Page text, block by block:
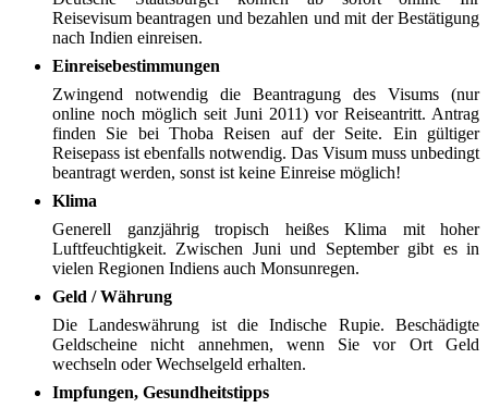
Reisevisum beantragen und bezahlen und mit der Bestätigung
nach Indien einreisen.
Einreisebestimmungen
Zwingend notwendig die Beantragung des Visums (nur
online noch möglich seit Juni 2011) vor Reiseantritt. Antrag
finden Sie bei Thoba Reisen auf der Seite. Ein gültiger
Reisepass ist ebenfalls notwendig. Das Visum muss unbedingt
beantragt werden, sonst ist keine Einreise möglich!
Klima
Generell ganzjährig tropisch heißes Klima mit hoher
Luftfeuchtigkeit. Zwischen Juni und September gibt es in
vielen Regionen Indiens auch Monsunregen.
Geld / Währung
Die Landeswährung ist die Indische Rupie. Beschädigte
Geldscheine nicht annehmen, wenn Sie vor Ort Geld
wechseln oder Wechselgeld erhalten.
Impfungen, Gesundheitstipps